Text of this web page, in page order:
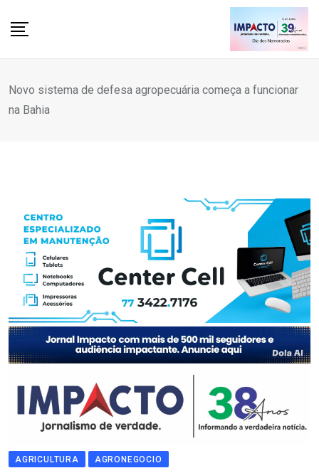
Novo sistema de defesa agropecuária começa a funcionar
na Bahia
AGRICULTURA AGRONEGOCIO